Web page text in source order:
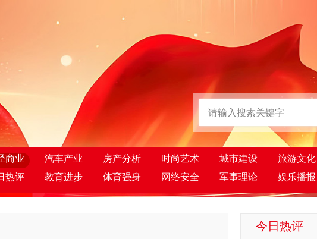
商业 汽车产业 房产分析 时尚艺术 城市建设 旅游文化
热评 教育进步 体育强身 网络安全 军事理论 娱乐播报
今日热评